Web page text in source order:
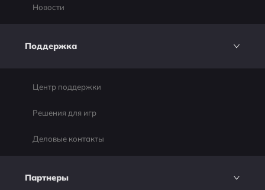
Новости
Поддержка
Центр поддержки
Решения для игр
Деловые контакты
Партнеры